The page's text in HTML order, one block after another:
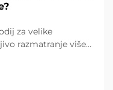
za velike
razmatranje više
Pogrešan izbor